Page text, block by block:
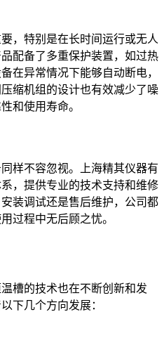
，特别是在长时间运行或无人
配备了多重保护装置，如过热
在异常情况下能够自动断电，
缩机组的设计也有效减少了噪
和使用寿命。
样不容忽视。上海精其仪器有
，提供专业的技术支持和维修
装调试还是售后维护，公司都
过程中无后顾之忧。
槽的技术也在不断创新和发
下几个方向发展：